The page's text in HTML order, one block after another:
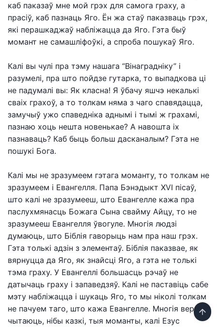
каб паказаў мне мой грэх для самога граху, а
прасіў, каб пазнаць Яго. Ён жа стаў паказваць грэх,
які перашкаджаў набліжацца да Яго. Гэта быў
момант не самашліфоўкі, а спроба пошукаў Яго.
Калі вы чулі пра тэму нашага “Вінаградніку” і
разумелі, пра што пойдзе гутарка, то выпадкова ці
не падумалі вы: Як класна! Я ўбачу яшчэ некалькі
сваіх грахоў, а то толкам няма з чаго спавядацца,
замучыў ужо спаведніка аднымі і тымі ж грахамі,
пазнаю хоць нешта новенькае? А навошта іх
пазнаваць? Каб быць больш дасканалым? Гэта не
пошукі Бога.
Калі мы не зразумеем гэтага моманту, то толкам не
зразумеем і Евангелля. Папа Бэнэдыкт XVI пісаў,
што калі не зразумееш, што Евангелле кажа пра
паслухмянасць Божага Сына свайму Айцу, то не
зразумееш Евангелля ўвогуле. Многія людзі
думаюць, што Біблія гаворыць нам пра наш грэх.
Гэта толькі адзін з элементаў. Біблія паказвае, як
вярнуцца да Яго, як знайсці Яго, а гэта не толькі
тэма граху. У Евангеллі большасць рэчаў не
датычаць граху і запаведзяў. Калі не паставіць сабе
мэту набліжацца і шукаць Яго, то мы ніколі толкам
не пачуем таго, што кажа Евангелле. Многія вернікі
чытаюць, нібы казкі, тыя моманты, калі Езус